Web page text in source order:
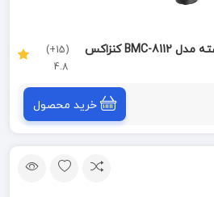
دریل شارژی 12 ولت دو سرعته مدل BMC-8112 کنزاکس
(15+)
4.8
خرید محصول